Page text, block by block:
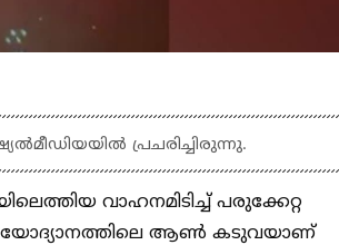
പ്രചരിച്ചിരുന്നു.
വാഹനമിടിച്ച് പരുക്കേറ്റ
ആണ്‍ കടുവയാണ്